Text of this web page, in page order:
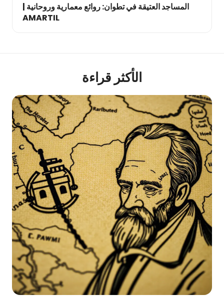
المساجد العتيقة في تطوان: روائع معمارية وروحانية |
AMARTIL
الأكثر قراءة